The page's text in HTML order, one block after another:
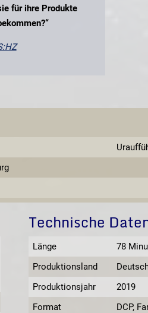
für ihre Produkte
Technische
Länge
78
Produktionsland
Produktionsjahr
2019
Format
DCP,